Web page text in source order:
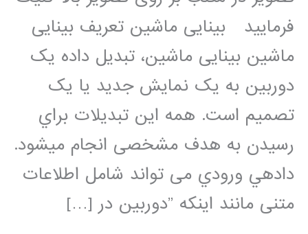
فرمایید بینایی ماشین تعریف بینایی
ماشین بینایی ماشین، تبدیل داده یک
دوربین به یک نمایش جدید یا یک
تصمیم است. همه این تبدیلات براي
رسیدن به هدف مشخصی انجام می‏شود.
داده‏ي ورودي می تواند شامل اطلاعات
متنی مانند اینکه ”دوربین در […]